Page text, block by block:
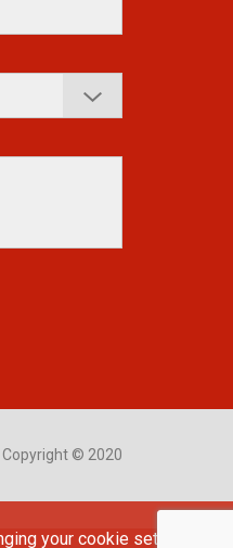
Copyright © 2020
your cookie settings or